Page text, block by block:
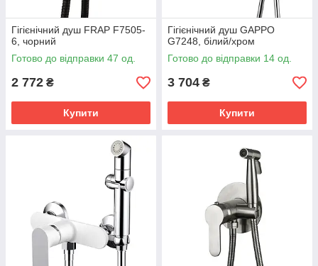
Гігієнічний душ FRAP F7505-
6, чорний
Готово до відправки 47 од.
2 772 ₴
Купити
Гігієнічний душ GAPPO
G7248, білий/хром
Готово до відправки 14 од.
3 704 ₴
Купити